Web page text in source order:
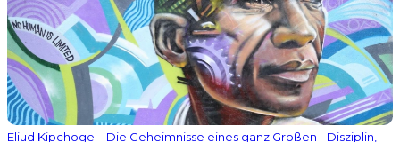
Eliud Kipchoge – Die Geheimnisse eines ganz Großen - Disziplin,